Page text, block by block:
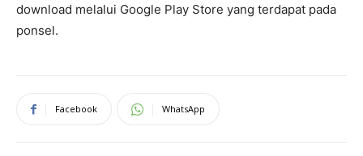
download melalui Google Play Store yang terdapat pada
ponsel.
Facebook WhatsApp